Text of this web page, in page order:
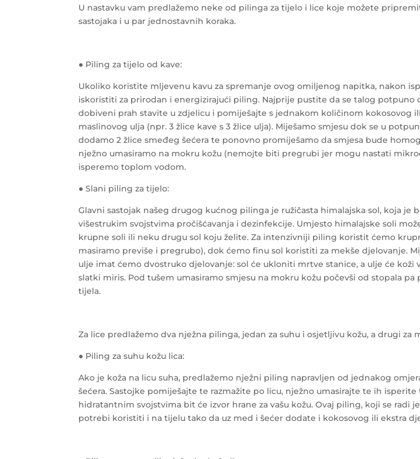
U nastavku vam predlažemo neke od pilinga za tijelo i lice koje možete
sastojaka i u par jednostavnih koraka.
● Piling za tijelo od kave:
Ukoliko koristite mljevenu kavu za spremanje ovog omiljenog napitka, nakon
iskoristiti za prirodan i energizirajući piling. Najprije pustite da se talog potpuno
dobiveni prah stavite u zdjelicu i pomiješajte s jednakom količinom kokosovog
maslinovog ulja (npr. 3 žlice kave s 3 žlice ulja). Miješamo smjesu dok se u
dodamo 2 žlice smeđeg šećera te ponovno promiješamo da smjesa bude
nježno umasiramo na mokru kožu (nemojte biti pregrubi jer mogu nastati
isperemo toplom vodom.
● Slani piling za tijelo:
Glavni sastojak našeg drugog kućnog pilinga je ružičasta himalajska sol, koja je
višestrukim svojstvima pročišćavanja i dezinfekcije. Umjesto himalajske soli
krupne soli ili neku drugu sol koju želite. Za intenzivniji piling koristit ćemo
masiramo previše i pregrubo), dok ćemo finu sol koristiti za mekše djelovanje.
ulje imat ćemo dvostruko djelovanje: sol će ukloniti mrtve stanice, a ulje će
slatki miris. Pod tušem umasiramo smjesu na mokru kožu počevši od stopala
tijela.
Za lice predlažemo dva nježna pilinga, jedan za suhu i osjetljivu kožu, a drugi za
● Piling za suhu kožu lica:
Ako je koža na licu suha, predlažemo nježni piling napravljen od jednakog
šećera. Sastojke pomiješajte te razmažite po licu, nježno umasirajte te ih
hidratantnim svojstvima bit će izvor hrane za vašu kožu. Ovaj piling, koji se radi
potrebi koristiti i na tijelu tako da uz med i šećer dodate i kokosovog ili ekstra